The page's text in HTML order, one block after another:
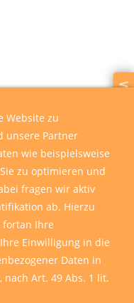
Website zu
unsere Partner
wie beispielsweise
zu optimieren und
fragen wir aktiv
ab. Hierzu
fortan Ihre
Einwilligung in die
Daten in
nach Art. 49 Abs. 1 lit.